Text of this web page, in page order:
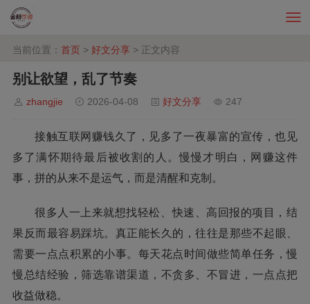
当前位置： 首页 > 好文分享 > 正文内容
别让欲望，乱了节奏
zhangjie 2026-04-08 好文分享 247
接触互联网赚钱久了，见多了一夜暴富的宣传，也见
多了满怀期待最后被收割的人。慢慢才明白，网赚这件
事，拼的从来不是运气，而是清醒和克制。
很多人一上来就想找轻松、快速、高回报的项目，结
果反而最容易踩坑。真正能长久的，往往是那些不起眼、
需要一点点积累的小事。每天花点时间做些简单任务，慢
慢总结经验，筛选靠谱渠道，不贪多、不冒进，一点点把
收益做稳。